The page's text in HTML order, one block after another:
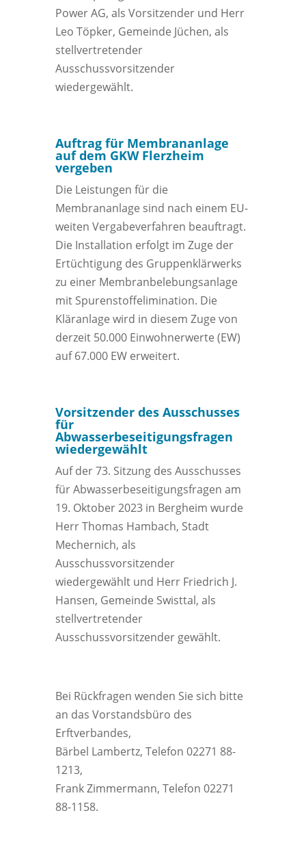
Power AG, als Vorsitzender und Herr
Leo Töpker, Gemeinde Jüchen, als
stellvertretender
Ausschussvorsitzender
wiedergewählt.
Auftrag für Membrananlage
auf dem GKW Flerzheim
vergeben
Die Leistungen für die
Membrananlage sind nach einem EU-
weiten Vergabeverfahren beauftragt.
Die Installation erfolgt im Zuge der
Ertüchtigung des Gruppenklärwerks
zu einer Membranbelebungsanlage
mit Spurenstoffelimination. Die
Kläranlage wird in diesem Zuge von
derzeit 50.000 Einwohnerwerte (EW)
auf 67.000 EW erweitert.
Vorsitzender des Ausschusses
für
Abwasserbeseitigungsfragen
wiedergewählt
Auf der 73. Sitzung des Ausschusses
für Abwasserbeseitigungsfragen am
19. Oktober 2023 in Bergheim wurde
Herr Thomas Hambach, Stadt
Mechernich, als
Ausschussvorsitzender
wiedergewählt und Herr Friedrich J.
Hansen, Gemeinde Swisttal, als
stellvertretender
Ausschussvorsitzender gewählt.
Bei Rückfragen wenden Sie sich bitte
an das Vorstandsbüro des
Erftverbandes,
Bärbel Lambertz, Telefon 02271 88-
1213,
Frank Zimmermann, Telefon 02271
88-1158.